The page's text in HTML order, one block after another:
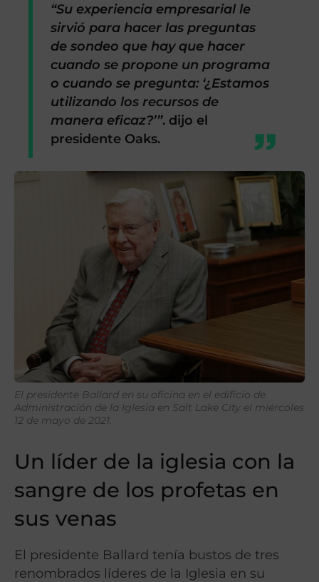
“Su experiencia empresarial le
sirvió para hacer las preguntas
de sondeo que hay que hacer
cuando se propone un programa
o cuando se pregunta: ‘¿Estamos
utilizando los recursos de
manera eficaz?’”. dijo el
presidente Oaks.
El presidente Ballard en su oficina en el edificio de
Administración de la Iglesia en Salt Lake City el miércoles
12 de mayo de 2021.
Un líder de la iglesia con la
sangre de los profetas en
sus venas
El presidente Ballard tenía bustos de tres
renombrados líderes de la Iglesia en su